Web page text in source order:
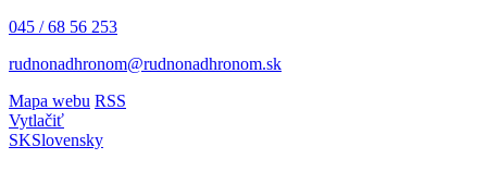
045 / 68 56 253
rudnonadhronom@rudnonadhronom.sk
Mapa webu RSS
Vytlačiť
SKSlovensky